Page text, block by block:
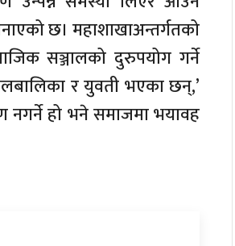
छ। महाशाखाअन्तर्गतको
सञ्जालको दुरुपयोग गर्ने
र युवती भएका छन्,’
हो भने समाजमा भयावह